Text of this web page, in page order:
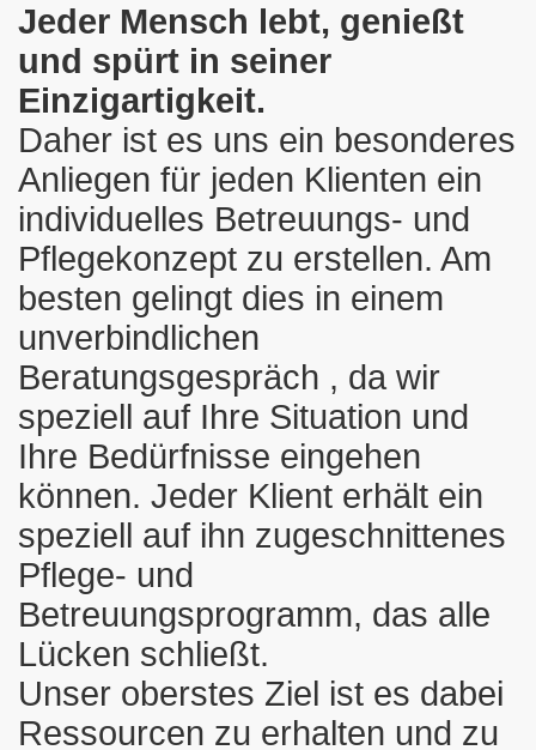
Jeder Mensch lebt, genießt
und spürt in seiner
Einzigartigkeit.
Daher ist es uns ein besonderes
Anliegen für jeden Klienten ein
individuelles Betreuungs- und
Pflegekonzept zu erstellen. Am
besten gelingt dies in einem
unverbindlichen
Beratungsgespräch , da wir
speziell auf Ihre Situation und
Ihre Bedürfnisse eingehen
können. Jeder Klient erhält ein
speziell auf ihn zugeschnittenes
Pflege- und
Betreuungsprogramm, das alle
Lücken schließt.
Unser oberstes Ziel ist es dabei
Ressourcen zu erhalten und zu